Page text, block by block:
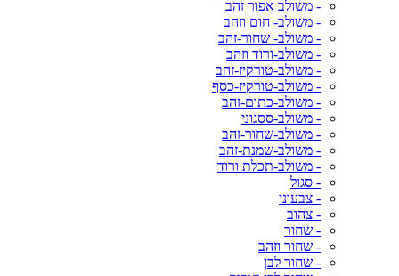
- משולב אפור זהב
- משולב- חום וזהב
- משולב- שחור-זהב
- משולב-ורוד וזהב
- משולב-טורקיז-זהב
- משולב-טורקיז-כסף
- משולב-כתום-זהב
- משולב-ססגוני
- משולב-שחור-זהב
- משולב-שמנת-זהב
- משולב-תכלת ורוד
- סגול
- צבעוני
- צהוב
- שחור
- שחור וזהב
- שחור לבן